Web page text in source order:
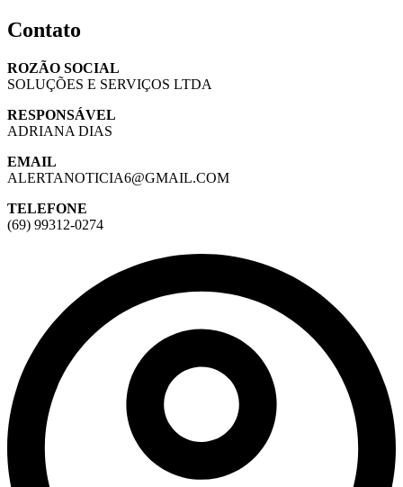
Contato
ROZÃO SOCIAL
SOLUÇÕES E SERVIÇOS LTDA
RESPONSÁVEL
ADRIANA DIAS
EMAIL
ALERTANOTICIA6@GMAIL.COM
TELEFONE
(69) 99312-0274